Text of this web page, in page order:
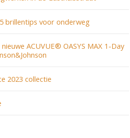
brillentips voor onderweg
ACUVUE® OASYS MAX 1-Day
2023 collectie